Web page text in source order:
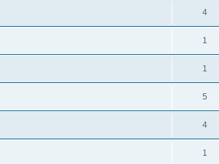
4
1
1
5
4
1